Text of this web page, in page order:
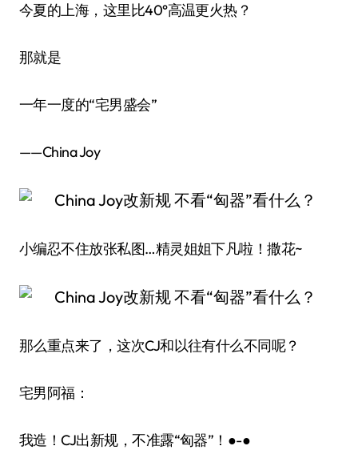
今夏的上海，这里比40°高温更火热？
那就是
一年一度的“宅男盛会”
——China Joy
小编忍不住放张私图…精灵姐姐下凡啦！撒花~
那么重点来了，这次CJ和以往有什么不同呢？
宅男阿福：
我造！CJ出新规，不准露“匈器”！●-●